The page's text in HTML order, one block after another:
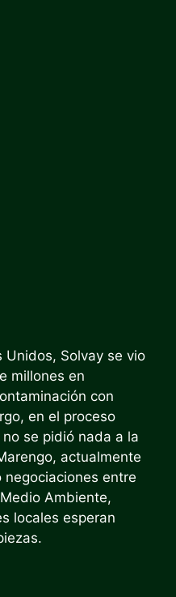
Unidos, Solvay se vio
millones en
con
en el proceso
se pidió nada a la
actualmente
entre
Ambiente,
locales esperan